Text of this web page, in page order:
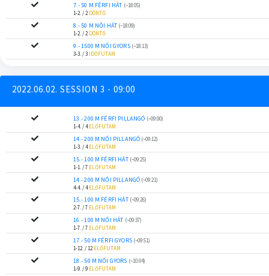
7.- 50 M FÉRFI HÁT (~18:05)
1-2. / 2 DÖNTŐ
8.- 50 M NŐI HÁT (~18:09)
1-2. / 2 DÖNTŐ
9.- 1500 M NŐI GYORS (~18:13)
3-3. / 3 IDŐFUTAM
2022.06.02. SESSION 3 - 09:00
13.- 200 M FÉRFI PILLANGÓ (~09:00)
1-4. / 4ELŐFUTAM
14.- 200 M NŐI PILLANGÓ (~09:12)
1-3. / 4ELŐFUTAM
15.- 100 M FÉRFI HÁT (~09:25)
1-1. / 7 ELŐFUTAM
14.- 200 M NŐI PILLANGÓ (~09:21)
4-4. / 4ELŐFUTAM
15.- 100 M FÉRFI HÁT (~09:26)
2-7. / 7 ELŐFUTAM
16.- 100 M NŐI HÁT (~09:37)
1-7. / 7 ELŐFUTAM
17.- 50 M FÉRFI GYORS (~09:51)
1-12. / 12 ELŐFUTAM
18.- 50 M NŐI GYORS (~10:04)
1-9. / 9 ELŐFUTAM